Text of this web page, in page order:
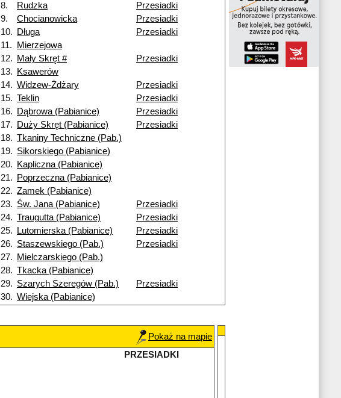
8. Rudzka
Przesiadki
9. Chocianowicka
Przesiadki
10. Długa
Przesiadki
11.
Mierzejowa
12. Mały Skręt #
Przesiadki
13.
Ksawerów
14. Widzew-Żdżary
Przesiadki
15. Teklin
Przesiadki
16.
Dąbrowa (Pabianice)
Przesiadki
17. Duży Skręt (Pabianice)
Przesiadki
18. Tkaniny Techniczne (Pab.)
19. Sikorskiego (Pabianice)
20.
Kapliczna (Pabianice)
21.
Poprzeczna (Pabianice)
22. Zamek (Pabianice)
23. Św. Jana (Pabianice)
Przesiadki
24. Traugutta (Pabianice)
Przesiadki
25. Lutomierska (Pabianice)
Przesiadki
26. Staszewskiego (Pab.)
Przesiadki
27.
Mielczarskiego (Pab.)
28. Tkacka (Pabianice)
29. Szarych Szeregów (Pab.)
Przesiadki
30. Wiejska (Pabianice)
Pokaż na mapie
PRZESIADKI